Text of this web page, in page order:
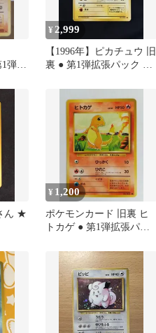
1弾
¥ 2,999
【1996年】ピカチュウ 旧
裏 ● 第1弾拡張パック マ
ん ★
¥ 1,200
ポケモンカード 旧裏 ヒ
トカゲ ● 第1弾拡張パッ